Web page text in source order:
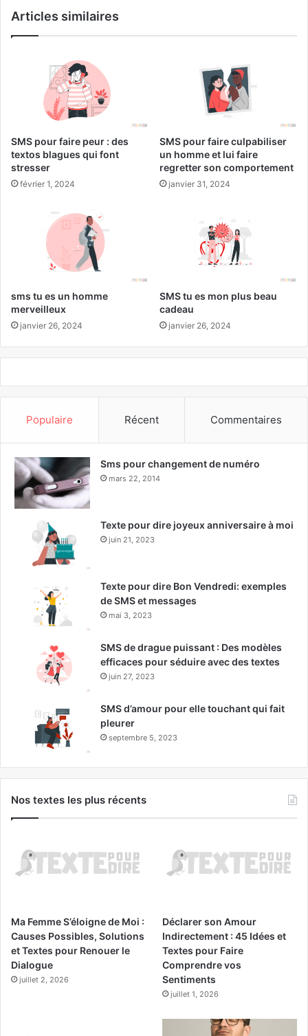
Articles similaires
SMS pour faire peur : des
textos blagues qui font
stresser
février 1, 2024
SMS pour faire culpabiliser
un homme et lui faire
regretter son comportement
janvier 31, 2024
sms tu es un homme
merveilleux
janvier 26, 2024
SMS tu es mon plus beau
cadeau
janvier 26, 2024
Populaire Récent Commentaires
Sms pour changement de numéro
mars 22, 2014
Texte pour dire joyeux anniversaire à moi
juin 21, 2023
Texte pour dire Bon Vendredi: exemples
de SMS et messages
mai 3, 2023
SMS de drague puissant : Des modèles
efficaces pour séduire avec des textes
juin 27, 2023
SMS d’amour pour elle touchant qui fait
pleurer
septembre 5, 2023
Nos textes les plus récents
Ma Femme S’éloigne de Moi :
Causes Possibles, Solutions
et Textes pour Renouer le
Dialogue
juillet 2, 2026
Déclarer son Amour
Indirectement : 45 Idées et
Textes pour Faire
Comprendre vos
Sentiments
juillet 1, 2026